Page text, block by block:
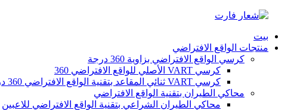
بيت
منتجات الواقع الافتراضي
كرسي الواقع الافتراضي بزاوية 360 درجة
كرسي VART الأصلي للواقع الافتراضي 360
كرسي VART ثنائي المقاعد بتقنية الواقع الافتراضي 360 درجة
محاكي الطيران بتقنية الواقع الافتراضي
محاكي الطيران الشراعي بتقنية الواقع الافتراضي للاعبين